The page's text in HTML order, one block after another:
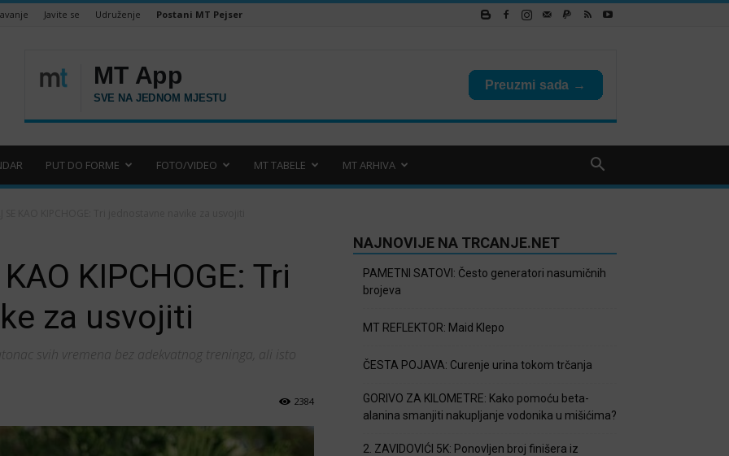
Javite se Udruženje Postani MT Pejser
PUT DO FORME FOTO/VIDEO MT TABELE MT ARHIVA
KIPCHOGE: Tri
za usvojiti
svih vremena bez adekvatnog treninga, ali isto
2384
NAJNOVIJE NA TRCANJE.NET
PAMETNI SATOVI: Često generatori nasumičnih
brojeva
MT REFLEKTOR: Maid Klepo
ČESTA POJAVA: Curenje urina tokom trčanja
GORIVO ZA KILOMETRE: Kako pomoću beta-
alanina smanjiti nakupljanje vodonika u mišićima?
2. ZAVIDOVIĆI 5K: Ponovljen broj finišera iz